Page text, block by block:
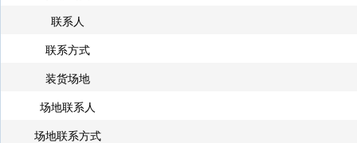
联系人
联系方式
装货场地
场地联系人
场地联系方式